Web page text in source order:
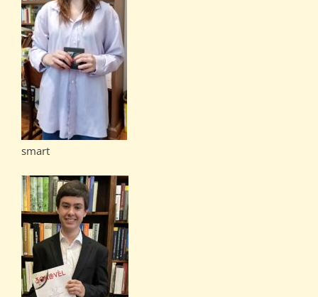
smart